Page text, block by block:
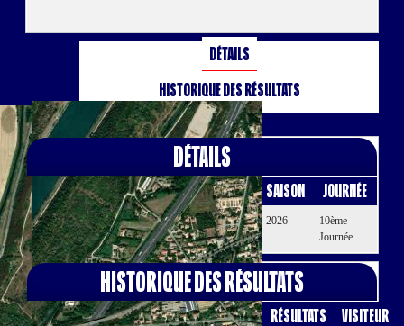
Détails
Historique des résultats
Détails
Date Heure Compétition Saison Journée
26 Sep.
26
16:30
Championnat de France
Élite 1
2026
10ème
Journée
Historique des résultats
Date Domicile Résultats Visiteur